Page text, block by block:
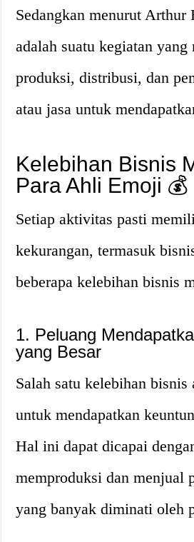
Sedangkan menurut
adalah suatu kegiatan yang
produksi, distribusi, dan
atau jasa untuk
Kelebihan Bisnis
Para Ahli Emoji 💰
Setiap aktivitas pasti
kekurangan, termasuk
beberapa kelebihan bisnis
1. Peluang
yang Besar
Salah satu kelebihan bisnis
untuk mendapatkan
Hal ini dapat dicapai
memproduksi dan menjual
yang banyak diminati oleh